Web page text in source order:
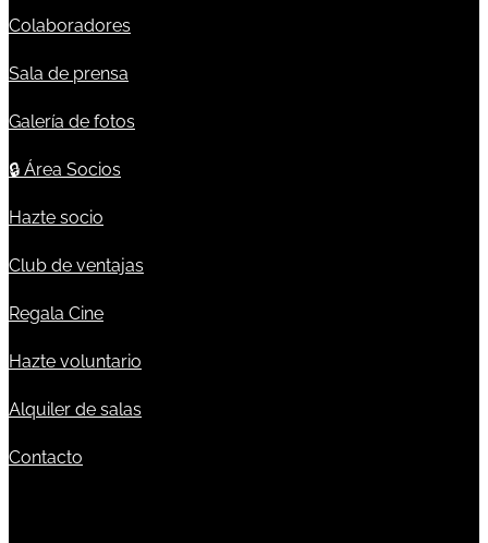
Colaboradores
Sala de prensa
Galería de fotos
🔒 Área Socios
Hazte socio
Club de ventajas
Regala Cine
Hazte voluntario
Alquiler de salas
Contacto